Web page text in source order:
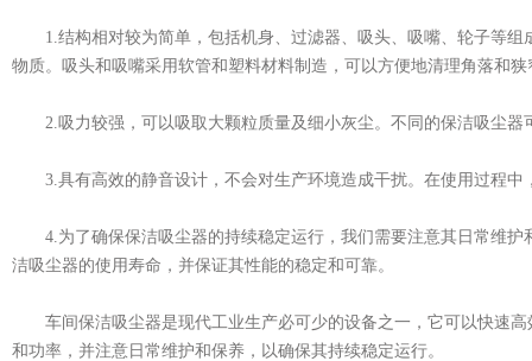
1.结构相对较为简单，包括机身、过滤器、吸头、吸嘴、轮子等组
物质。吸头和吸嘴采用软管和塑料材料制造，可以方便地清理角落和
2.吸力较强，可以吸取大颗粒质量及细小灰尘。不同的保洁吸尘器
3.具有高效的静音设计，不会对生产环境造成干扰。在使用过程中
4.为了确保保洁吸尘器的持续稳定运行，我们需要注意其日常维护
洁吸尘器的使用寿命，并保证其性能的稳定和可靠。
车间保洁吸尘器是现代工业生产必可少的设备之一，它可以快速高
和功率，并注意日常维护和保养，以确保其持续稳定运行。